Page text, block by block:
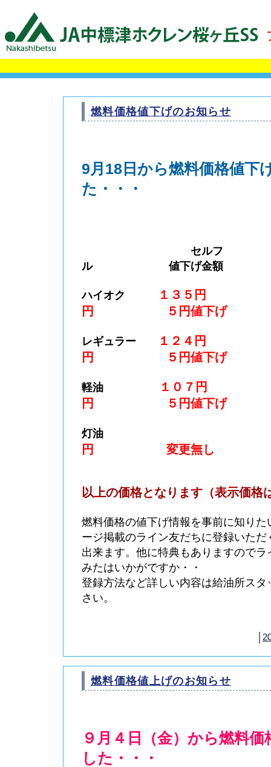
燃料価格値下げのお知らせ
9月18日から燃料価格値下
た・・・
セルフ
ル 値下げ金額
ハイオク
１３５円
円 ５円値下げ
レギュラー
１２４円
円 ５円値下げ
軽油
１０７円
円 ５円値下げ
灯油
円 変更無し
以上の価格となります（表示価格
燃料価格の値下げ情報を事前に知り
ージ掲載のライン友だちに登録いた
出来ます。他に特典もありますので
みたはいかがですか・・
登録方法など詳しい内容は給油所ス
さい。
燃料価格値上げのお知らせ
９月４日（金）から燃料
した・・・